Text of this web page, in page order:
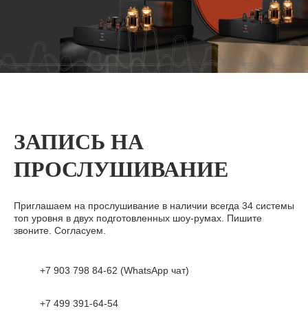
ЗАПИСЬ НА
ПРОСЛУШИВАНИЕ
Приглашаем на прослушивание в наличии всегда 34 системы
топ уровня в двух подготовленных шоу-румах. Пишите
звоните. Согласуем.
+7 903 798 84-62 (WhatsApp чат)
+7 499 391-64-54